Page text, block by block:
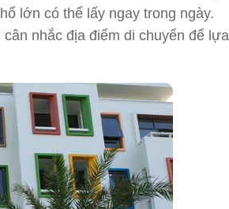
lớn có thể lấy ngay trong ngày.
nhắc địa điểm di chuyển để lựa